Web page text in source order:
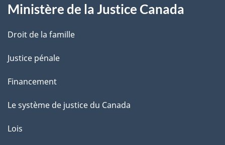
e
Ministère de la Justice Canada
Droit de la famille
Justice pénale
Financement
Le système de justice du Canada
Lois